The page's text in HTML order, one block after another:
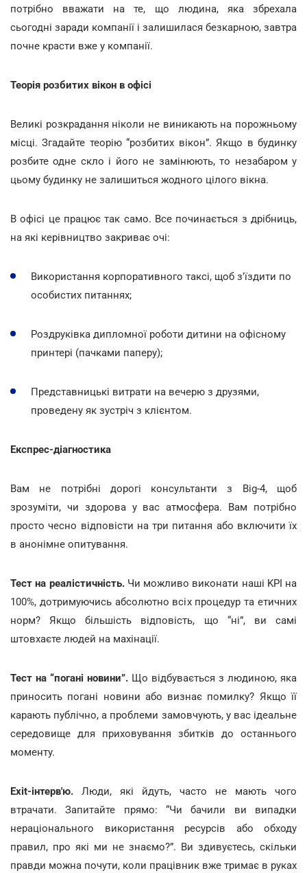
потрібно вважати на те, що людина, яка збрехала
сьогодні заради компанії і залишилася безкарною, завтра
почне красти вже у компанії.
Теорія розбитих вікон в офісі
Великі розкрадання ніколи не виникають на порожньому
місці. Згадайте теорію “розбитих вікон”. Якщо в будинку
розбите одне скло і його не замінюють, то незабаром у
цьому будинку не залишиться жодного цілого вікна.
В офісі це працює так само. Все починається з дрібниць,
на які керівництво закриває очі:
Використання корпоративного таксі, щоб з'їздити по
особистих питаннях;
Роздруківка дипломної роботи дитини на офісному
принтері (пачками паперу);
Представницькі витрати на вечерю з друзями,
проведену як зустріч з клієнтом.
Експрес-діагностика
Вам не потрібні дорогі консультанти з Big-4, щоб
зрозуміти, чи здорова у вас атмосфера. Вам потрібно
просто чесно відповісти на три питання або включити їх
в анонімне опитування.
Тест на реалістичність.Чи можливо виконати наші KPI на
100%, дотримуючись абсолютно всіх процедур та етичних
норм? Якщо більшість відповість, що “ні”, ви самі
штовхаєте людей на махінації.
Тест на “погані новини”. Що відбувається з людиною, яка
приносить погані новини або визнає помилку? Якщо її
карають публічно, а проблеми замовчують, у вас ідеальне
середовище для приховування збитків до останнього
моменту.
Exit-інтерв'ю. Люди, які йдуть, часто не мають чого
втрачати. Запитайте прямо: “Чи бачили ви випадки
нераціонального використання ресурсів або обходу
правил, про які ми не знаємо?”. Ви здивуєтесь, скільки
правди можна почути, коли працівник вже тримає в руках